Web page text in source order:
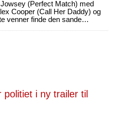
(Perfect Match) med
Cooper (Call Her Daddy) og
venner finde den sande